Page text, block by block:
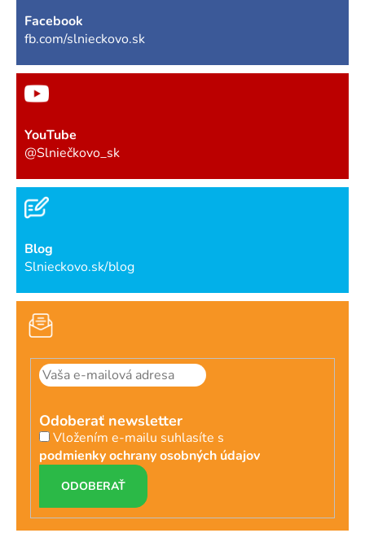
Facebook
fb.com/slnieckovo.sk
YouTube
@Slniečkovo_sk
Blog
Slnieckovo.sk/blog
Odoberať newsletter
Vložením e-mailu suhlasíte s
podmienky ochrany osobných údajov
PRIHLÁSIŤ
SA